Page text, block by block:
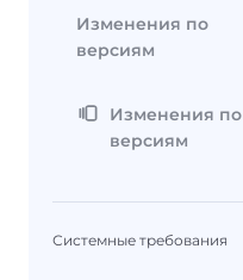
Изменения по
версиям
Изменения по
версиям
Системные требования